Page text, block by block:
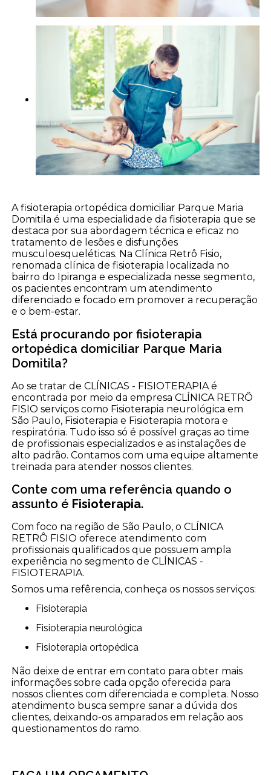
A fisioterapia ortopédica domiciliar Parque Maria
Domitila é uma especialidade da fisioterapia que se
destaca por sua abordagem técnica e eficaz no
tratamento de lesões e disfunções
musculoesqueléticas. Na Clínica Retrô Fisio,
renomada clínica de fisioterapia localizada no
bairro do Ipiranga e especializada nesse segmento,
os pacientes encontram um atendimento
diferenciado e focado em promover a recuperação
e o bem-estar.
Está procurando por fisioterapia
ortopédica domiciliar Parque Maria
Domitila?
Ao se tratar de CLÍNICAS - FISIOTERAPIA é
encontrada por meio da empresa CLÍNICA RETRÔ
FISIO serviços como Fisioterapia neurológica em
São Paulo, Fisioterapia e Fisioterapia motora e
respiratória. Tudo isso só é possível graças ao time
de profissionais especializados e as instalações de
alto padrão. Contamos com uma equipe altamente
treinada para atender nossos clientes.
Conte com uma referência quando o
assunto é Fisioterapia.
Com foco na região de São Paulo, o CLÍNICA
RETRÔ FISIO oferece atendimento com
profissionais qualificados que possuem ampla
experiência no segmento de CLÍNICAS -
FISIOTERAPIA.
Somos uma refêrencia, conheça os nossos serviços:
Fisioterapia
Fisioterapia neurológica
Fisioterapia ortopédica
Não deixe de entrar em contato para obter mais
informações sobre cada opção oferecida para
nossos clientes com diferenciada e completa. Nosso
atendimento busca sempre sanar a dúvida dos
clientes, deixando-os amparados em relação aos
questionamentos do ramo.